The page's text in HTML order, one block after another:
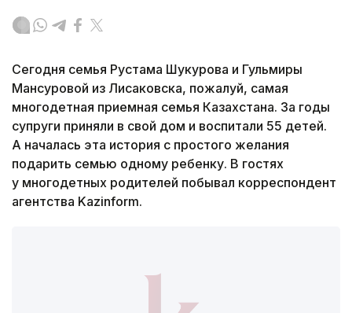
Сегодня семья Рустама Шукурова и Гульмиры
Мансуровой из Лисаковска, пожалуй, самая
многодетная приемная семья Казахстана. За годы
супруги приняли в свой дом и воспитали 55 детей.
А началась эта история с простого желания
подарить семью одному ребенку. В гостях
у многодетных родителей побывал корреспондент
агентства Kazinform.